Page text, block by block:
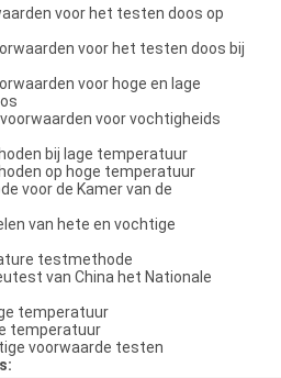
voor het testen doos op
voor het testen doos bij
voor hoge en lage
voor vochtigheids
bij lage temperatuur
op hoge temperatuur
voor de Kamer van de
van hete en vochtige
testmethode
van China het Nationale
temperatuur
temperatuur
voorwaarde testen